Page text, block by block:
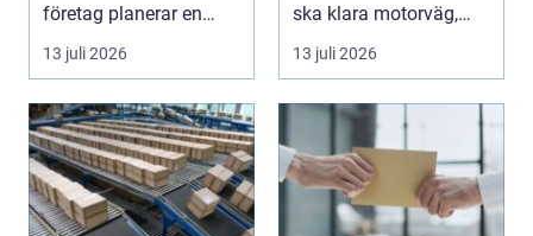
företag planerar en
resa för m...
13 juli 2026
ska klara motorväg,
stadstrafik, gru...
13 juli 2026